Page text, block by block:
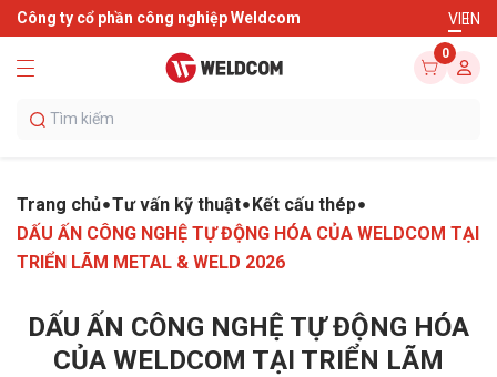
Công ty cổ phần công nghiệp Weldcom VIEN
0
Trang chủ Tư vấn kỹ thuật Kết cấu thép
DẤU ẤN CÔNG NGHỆ TỰ ĐỘNG HÓA CỦA WELDCOM TẠI
TRIỂN LÃM METAL & WELD 2026
DẤU ẤN CÔNG NGHỆ TỰ ĐỘNG HÓA
CỦA WELDCOM TẠI TRIỂN LÃM